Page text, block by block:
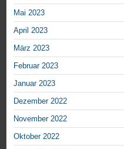
Mai 2023
April 2023
März 2023
Februar 2023
Januar 2023
Dezember 2022
November 2022
Oktober 2022